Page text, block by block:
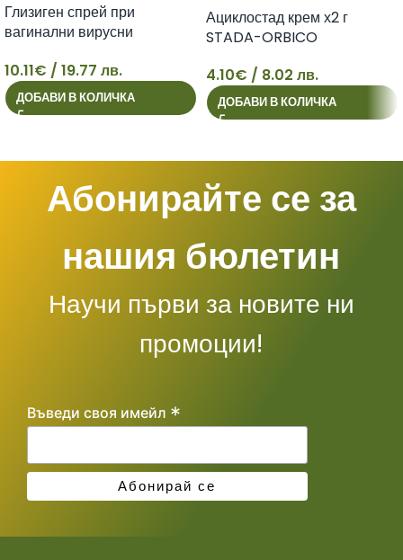
10
Глизиген спрей при
вагинални вирусни
10.11€ / 19.77 лв.
ДОБАВИ В КОЛИЧКА
4
Ациклостад крем х2 г
STADA-ORBICO
4.10€ / 8.02 лв.
ДОБАВИ В КОЛИЧКА
Абонирайте се за
нашия бюлетин
Научи първи за новите ни
промоции!
Въведи своя имейл *